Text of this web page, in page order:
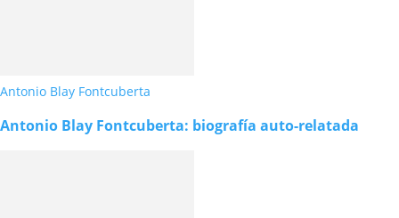
Antonio Blay Fontcuberta
Antonio Blay Fontcuberta: biografía auto-relatada